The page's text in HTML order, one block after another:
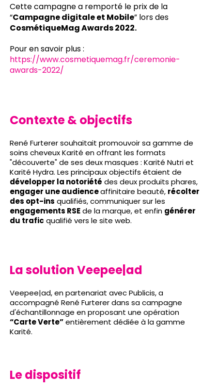
Cette campagne a remporté le prix de la
“Campagne digitale et Mobile” lors des
CosmétiqueMag Awards 2022.
Pour en savoir plus :
https://www.cosmetiquemag.fr/ceremonie-
awards-2022/
Contexte & objectifs
René Furterer souhaitait promouvoir sa gamme de
soins cheveux Karité en offrant les formats
"découverte" de ses deux masques : Karité Nutri et
Karité Hydra. Les principaux objectifs étaient de
développer la notoriété des deux produits phares,
engager une audienceaffinitaire beauté, récolter
des opt-ins qualifiés, communiquer sur les
engagements RSEde la marque, et enfin générer
du trafic qualifié vers le site web.
La solution Veepee|ad
Veepee|ad, en partenariat avec Publicis, a
accompagné René Furterer dans sa campagne
d'échantillonnage en proposant une opération
“Carte Verte”entièrement dédiée à la gamme
Karité.
Le dispositif